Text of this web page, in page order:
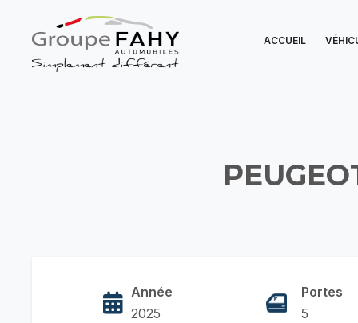
ACCUEIL
Année
2025
Portes
5